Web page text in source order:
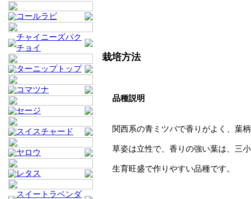
コールラビ
チャイニーズパク
チョイ
ターニップトップ
コマツナ
セージ
スイスチャード
ヤロウ
レタス
スイートラベンダ
栽培方法
品種説明
関西系の青ミツバで香りがよく、葉
草姿は立性で、香りの強い葉は、三小
生育旺盛で作りやすい品種です。